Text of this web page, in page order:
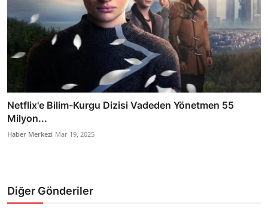
Netflix'e Bilim-Kurgu Dizisi Vadeden Yönetmen 55
Milyon...
Haber Merkezi Mar 19, 2025
Diğer Gönderiler